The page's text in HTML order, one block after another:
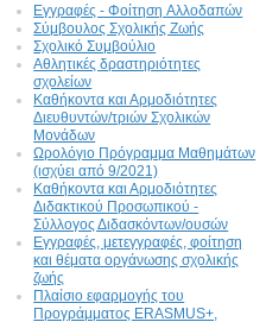
Εγγραφές - Φοίτηση Aλλοδαπών
Σύμβουλος Σχολικής Ζωής
Σχολικό Συμβούλιο
Αθλητικές δραστηριότητες
σχολείων
Καθήκοντα και Αρμοδιότητες
Διευθυντών/τριών Σχολικών
Μονάδων
Ωρολόγιο Πρόγραμμα Μαθημάτων
(ισχύει από 9/2021)
Καθήκοντα και Αρμοδιότητες
Διδακτικού Προσωπικού -
Σύλλογος Διδασκόντων/ουσών
Εγγραφές, μετεγγραφές, φοίτηση
και θέματα οργάνωσης σχολικής
ζωής
Πλαίσιο εφαρμογής του
Προγράμματος ERASMUS+,